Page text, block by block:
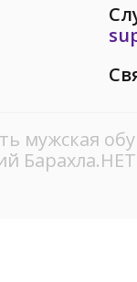
мужская